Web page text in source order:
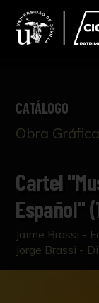
CATÁLOGO
Obra Gráfica
Cartel
Español"
Jaime Brassi -
Jorge Brassi -